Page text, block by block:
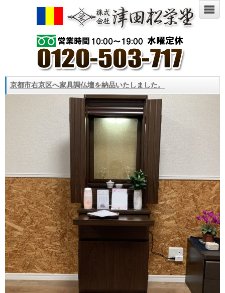
京都市右京区へ家具調仏壇を納品いたしました。